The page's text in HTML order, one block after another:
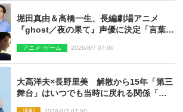
堀田真由＆高橋一生、長編劇場アニメ
『ghost／夜の果て』声優に決定「言葉に
た」
アニメ･ゲーム 2026/8/7 07:00
大高洋夫×長野里美 解散から15年「第三
舞台」はいつでも当時に戻れる関係「や